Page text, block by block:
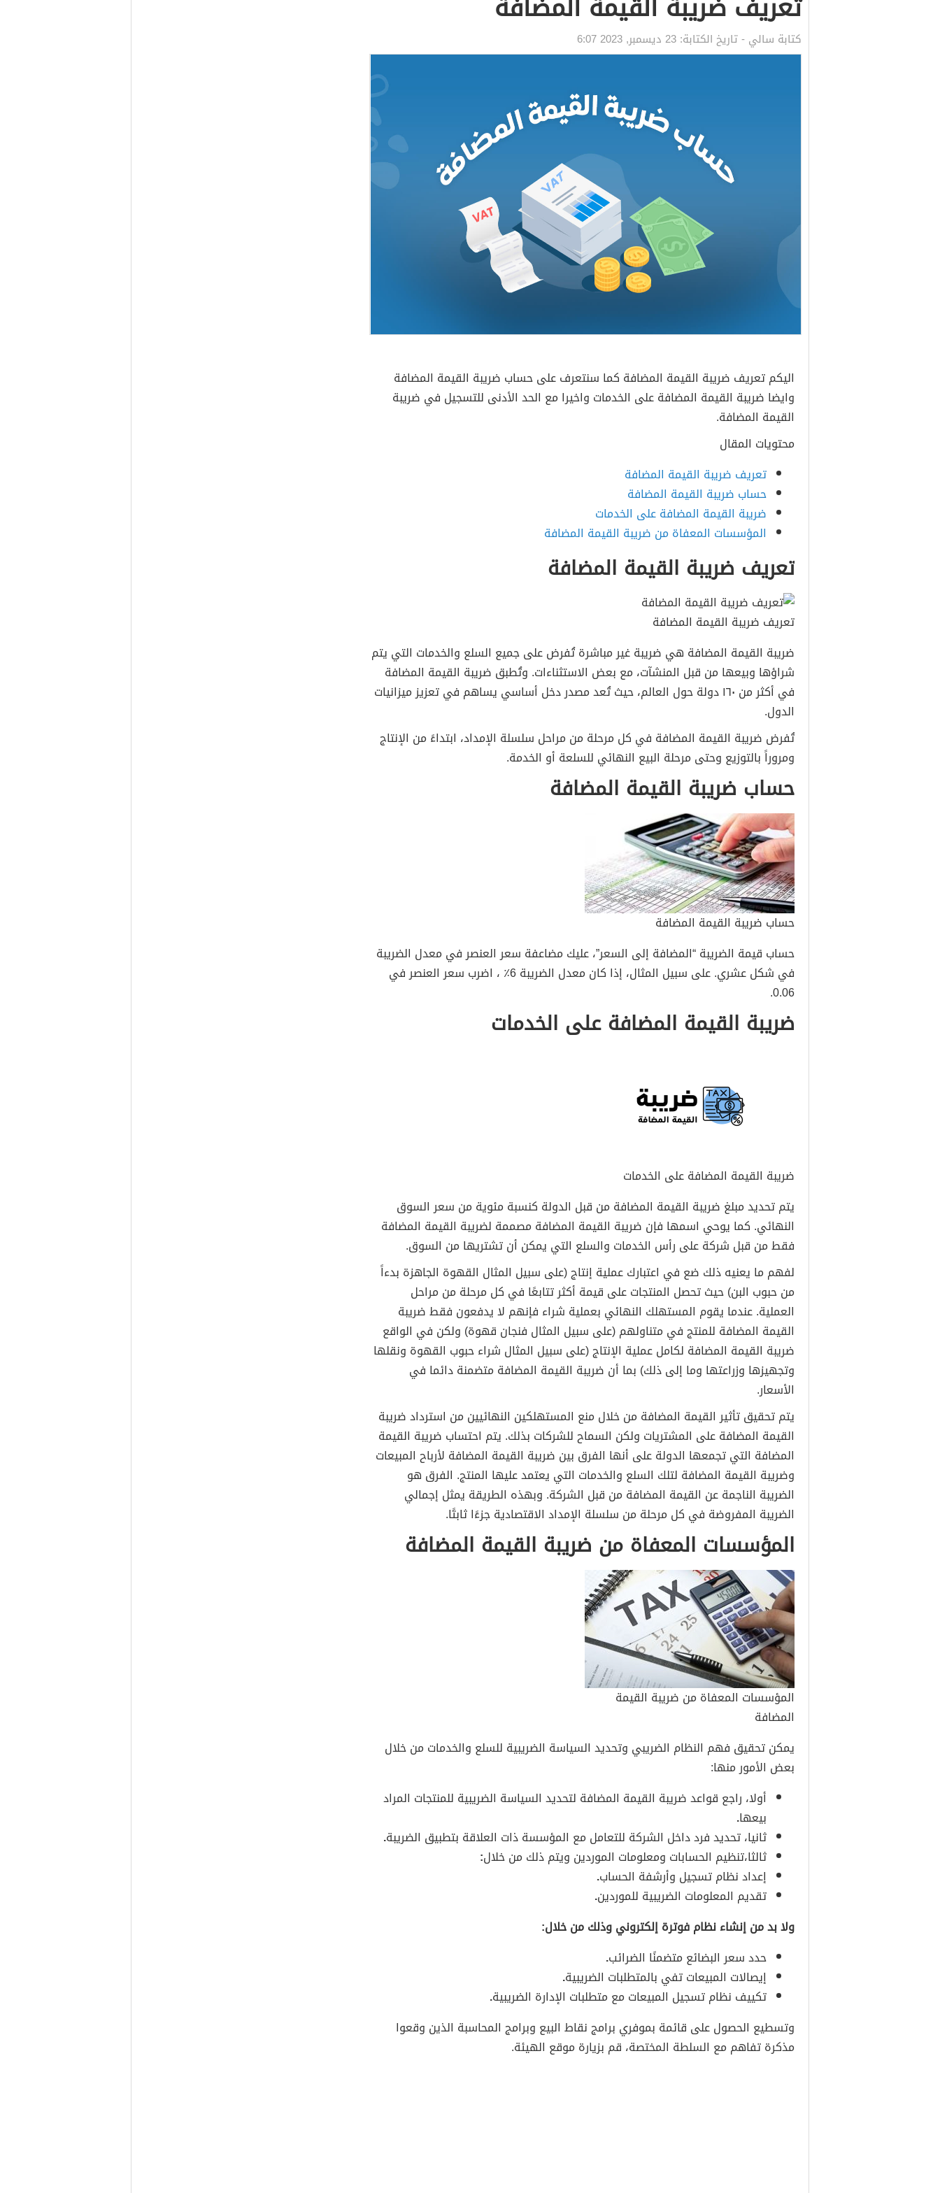
كتابة سالي - تاريخ الكتابة: 23 ديسمبر, 2023 6:07
اليكم تعريف ضريبة القيمة المضافة كما سنتعرف على حساب ضريبة القيمة المضافة
وايضا ضريبة القيمة المضافة على الخدمات واخيرا مع الحد الأدنى للتسجيل في ضريبة
القيمة المضافة.
محتويات المقال
تعريف ضريبة القيمة المضافة
حساب ضريبة القيمة المضافة
ضريبة القيمة المضافة على الخدمات
المؤسسات المعفاة من ضريبة القيمة المضافة
تعريف ضريبة القيمة المضافة
تعريف ضريبة القيمة المضافة
ضريبة القيمة المضافة هي ضريبة غير مباشرة تُفرض على جميع السلع والخدمات التي يتم
شراؤها وبيعها من قبل المنشآت، مع بعض الاستثناءات. وتُطبق ضريبة القيمة المضافة
في أكثر من ١٦٠ دولة حول العالم، حيث تُعد مصدر دخل أساسي يساهم في تعزيز ميزانيات
الدول.​
تُفرض ضريبة القيمة المضافة في كل مرحلة من مراحل سلسلة الإمداد، ابتداءً من الإنتاج
ومروراً بالتوزيع وحتى مرحلة البيع النهائي للسلعة أو الخدمة.
حساب ضريبة القيمة المضافة
حساب ضريبة القيمة المضافة
حساب قيمة الضريبة “المضافة إلى السعر”، عليك مضاعفة سعر العنصر في معدل الضريبة
في شكل عشري. على سبيل المثال، إذا كان معدل الضريبة 6٪ ، اضرب سعر العنصر في
0.06.
ضريبة القيمة المضافة على الخدمات
ضريبة القيمة المضافة على الخدمات
يتم تحديد مبلغ ضريبة القيمة المضافة من قبل الدولة كنسبة مئوية من سعر السوق
النهائي. كما يوحي اسمها فإن ضريبة القيمة المضافة مصممة لضريبة القيمة المضافة
فقط من قبل شركة على رأس الخدمات والسلع التي يمكن أن تشتريها من السوق.
لفهم ما يعنيه ذلك ضع في اعتبارك عملية إنتاج (على سبيل المثال القهوة الجاهزة بدءاً
من حبوب البن) حيث تحصل المنتجات على قيمة أكثر تتابعًا في كل مرحلة من مراحل
العملية. عندما يقوم المستهلك النهائي بعملية شراء فإنهم لا يدفعون فقط ضريبة
القيمة المضافة للمنتج في متناولهم (على سبيل المثال فنجان قهوة) ولكن في الواقع
ضريبة القيمة المضافة لكامل عملية الإنتاج (على سبيل المثال شراء حبوب القهوة ونقلها
وتجهيزها وزراعتها وما إلى ذلك) بما أن ضريبة القيمة المضافة متضمنة دائما في
الأسعار.
يتم تحقيق تأثير القيمة المضافة من خلال منع المستهلكين النهائيين من استرداد ضريبة
القيمة المضافة على المشتريات ولكن السماح للشركات بذلك. يتم احتساب ضريبة القيمة
المضافة التي تجمعها الدولة على أنها الفرق بين ضريبة القيمة المضافة لأرباح المبيعات
وضريبة القيمة المضافة لتلك السلع والخدمات التي يعتمد عليها المنتج. الفرق هو
الضريبة الناجمة عن القيمة المضافة من قبل الشركة. وبهذه الطريقة يمثل إجمالي
الضريبة المفروضة في كل مرحلة من سلسلة الإمداد الاقتصادية جزءًا ثابتًا.
المؤسسات المعفاة من ضريبة القيمة المضافة
المؤسسات المعفاة من ضريبة القيمة
المضافة
يمكن تحقيق فهم النظام الضريبي وتحديد السياسة الضريبية للسلع والخدمات من خلال
بعض الأمور منها:
أولا، راجع قواعد ضريبة القيمة المضافة لتحديد السياسة الضريبية للمنتجات المراد
بيعها.
ثانيا، تحديد فرد داخل الشركة للتعامل مع المؤسسة ذات العلاقة بتطبيق الضريبة.
ثالثا،تنظيم الحسابات ومعلومات الموردين ويتم ذلك من خلال:
إعداد نظام تسجيل وأرشفة الحساب.
تقديم المعلومات الضريبية للموردين.
ولا بد من إنشاء نظام فوترة إلكتروني وذلك من خلال:
حدد سعر البضائع متضمنًا الضرائب.
إيصالات المبيعات تفي بالمتطلبات الضريبية.
تكييف نظام تسجيل المبيعات مع متطلبات الإدارة الضريبية.
وتسطيع الحصول على قائمة بموفري برامج نقاط البيع وبرامج المحاسبة الذين وقعوا
مذكرة تفاهم مع السلطة المختصة، قم بزيارة موقع الهيئة.